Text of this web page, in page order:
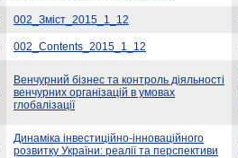
002_Зміст_2015_1_12
002_Contents_2015_1_12
Венчурний бізнес та контроль діяльності
венчурних організацій в умовах
глобалізації
Динаміка інвестиційно-інноваційного
розвитку України: реалії та перспективи